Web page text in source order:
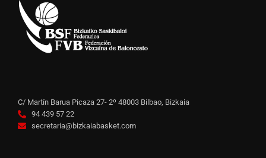
C/ Martín Barua Picaza 27- 2º 48003 Bilbao, Bizkaia
94 439 57 22
secretaria@bizkaiabasket.com